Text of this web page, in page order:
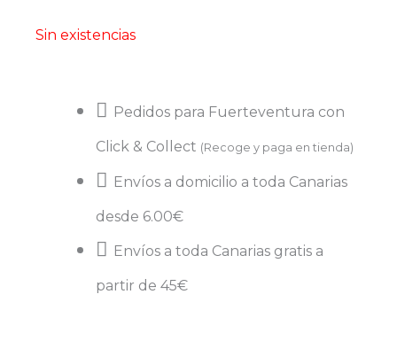
Sin existencias
Pedidos para Fuerteventura con
Click & Collect (Recoge y paga en tienda)
Envíos a domicilio a toda Canarias
desde 6.00€
Envíos a toda Canarias gratis a
partir de 45€